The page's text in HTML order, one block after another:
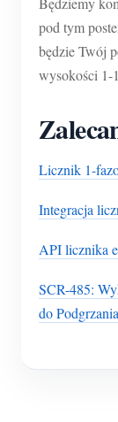
pod tym
będzie Twój
wysokości 1-
Licznik 1-
Integracja
API licznika
SCR-485:
do